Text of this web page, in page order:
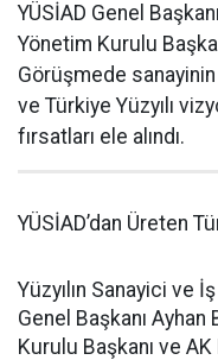
YÜSİAD Genel
Yönetim Kurulu
Görüşmede sanayinin
ve Türkiye Yüzyılı
fırsatları ele alındı.
YÜSİAD’dan Üreten
Yüzyılın Sanayici ve
Genel Başkanı
Kurulu Başkanı ve